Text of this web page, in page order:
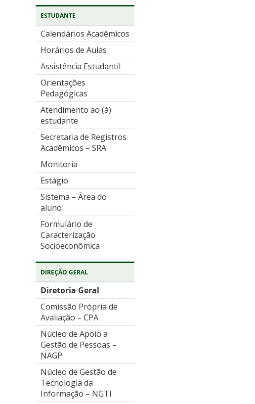
ESTUDANTE
Calendários Acadêmicos
Horários de Aulas
Assistência Estudantil
Orientações
Pedagógicas
Atendimento ao (à)
estudante
Secretaria de Registros
Acadêmicos – SRA
Monitoria
Estágio
Sistema – Área do
aluno
Formulário de
Caracterização
Socioeconômica
DIREÇÃO GERAL
Diretoria Geral
Comissão Própria de
Avaliação – CPA
Núcleo de Apoio a
Gestão de Pessoas –
NAGP
Núcleo de Gestão de
Tecnologia da
Informação – NGTI